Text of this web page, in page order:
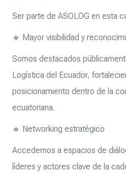
Ser parte de ASOLOG en esta
🔹 Mayor visibilidad y
Somos destacados
Logística del Ecuador,
posicionamiento dentro de la
ecuatoriana.
🔹 Networking estratégico
Accedemos a espacios de
líderes y actores clave de la